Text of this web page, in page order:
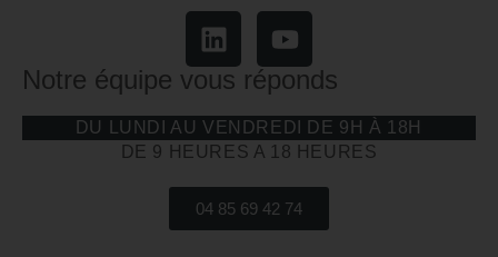
Notre équipe vous réponds
DU LUNDI AU VENDREDI DE 9H À 18H
DE 9 HEURES A 18 HEURES
04 85 69 42 74